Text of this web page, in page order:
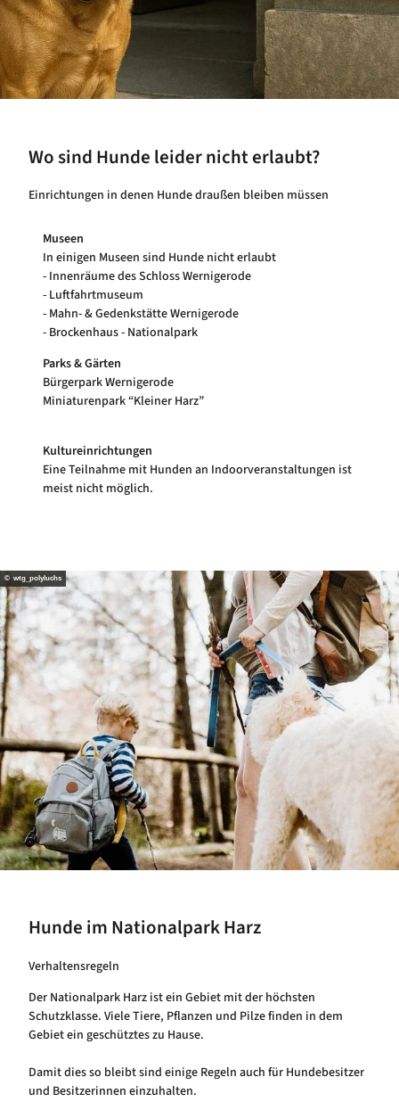
Wo sind Hunde leider nicht erlaubt?
Einrichtungen in denen Hunde draußen bleiben müssen
Museen
In einigen Museen sind Hunde nicht erlaubt
- Innenräume des Schloss Wernigerode
- Luftfahrtmuseum
- Mahn- & Gedenkstätte Wernigerode
- Brockenhaus - Nationalpark
Parks & Gärten
Bürgerpark Wernigerode
Miniaturenpark “Kleiner Harz”
Kultureinrichtungen
Eine Teilnahme mit Hunden an Indoorveranstaltungen ist
meist nicht möglich.
© wtg_polyluchs
Hunde im Nationalpark Harz
Verhaltensregeln
Der Nationalpark Harz ist ein Gebiet mit der höchsten
Schutzklasse. Viele Tiere, Pflanzen und Pilze finden in dem
Gebiet ein geschütztes zu Hause.
Damit dies so bleibt sind einige Regeln auch für Hundebesitzer
und Besitzerinnen einzuhalten.